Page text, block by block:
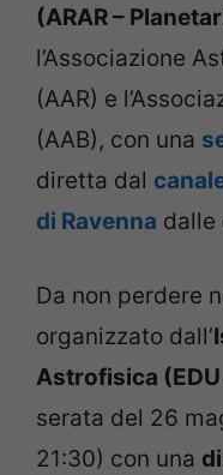
(ARAR –
l’Associazione
(AAR) e
(AAB), con una
diretta dal
di Ravenna dalle
Da non perdere
organizzato dall’
Astrofisica (EDU
serata del 26
21:30) con una